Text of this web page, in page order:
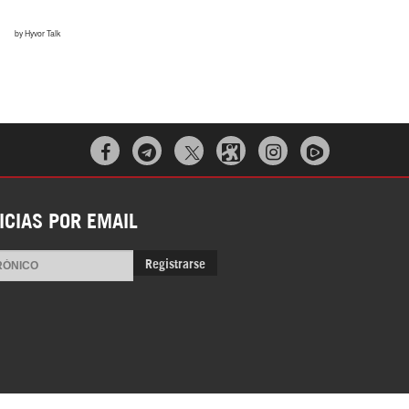
  
POR EMAIL
Registrarse